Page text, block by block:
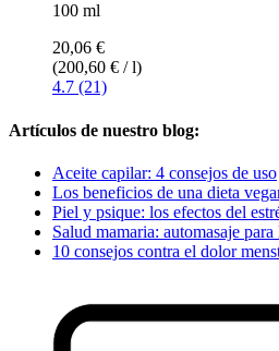
100 ml
20,06 €
(200,60 € / l)
4.7 (21)
Artículos de nuestro blog:
Aceite capilar: 4 consejos de uso
Los beneficios de una dieta
Piel y psique: los efectos del
Salud mamaria: automasaje
10 consejos contra el dolor